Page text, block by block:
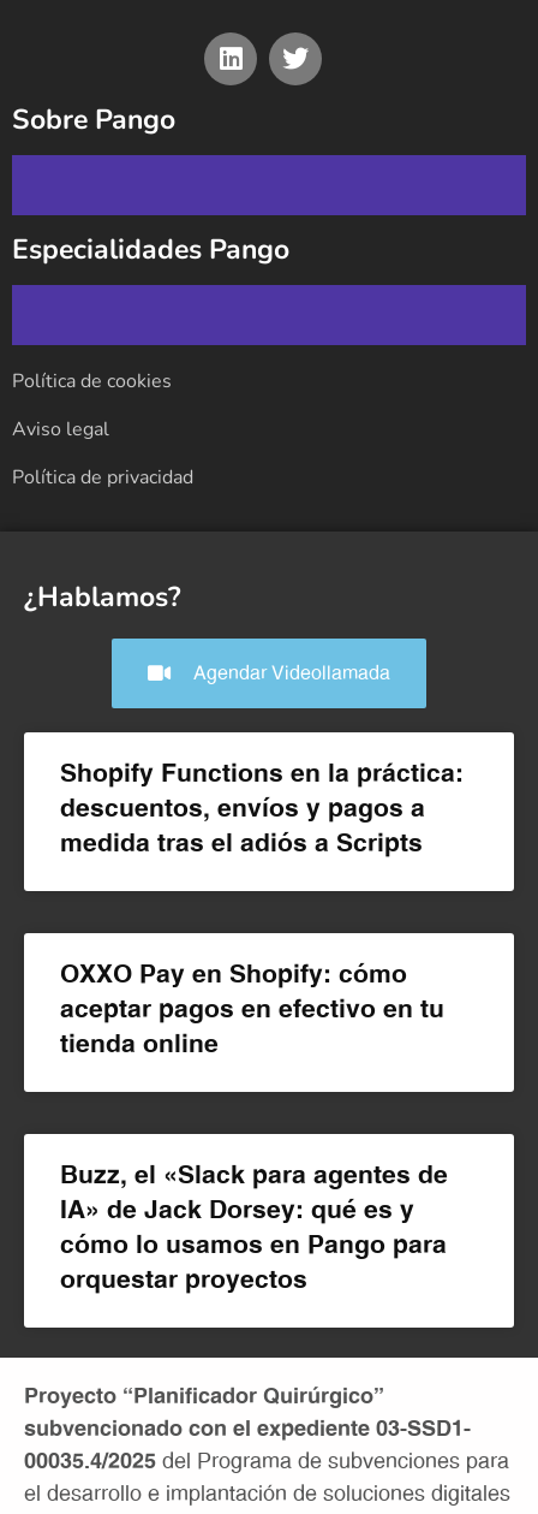
Sobre Pango
Especialidades Pango
Política de cookies
Aviso legal
Política de privacidad
¿Hablamos?
Agendar Videollamada
Shopify Functions en la práctica:
descuentos, envíos y pagos a
medida tras el adiós a Scripts
OXXO Pay en Shopify: cómo
aceptar pagos en efectivo en tu
tienda online
Buzz, el «Slack para agentes de
IA» de Jack Dorsey: qué es y
cómo lo usamos en Pango para
orquestar proyectos
Proyecto “Planificador Quirúrgico”
subvencionado con el expediente 03-SSD1-
00035.4/2025 del Programa de subvenciones para
el desarrollo e implantación de soluciones digitales